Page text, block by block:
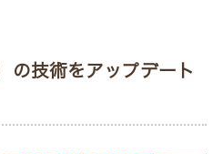
の技術をアップデート